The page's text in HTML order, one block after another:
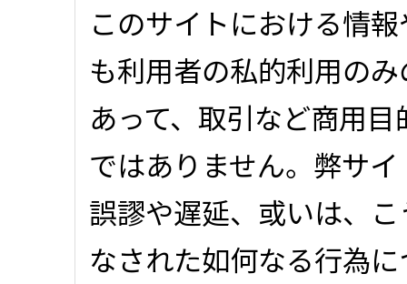
このサイトにおける情
も利用者の私的利用の
あって、取引など商用
ではありません。弊サ
誤謬や遅延、或いは、
なされた如何なる行為